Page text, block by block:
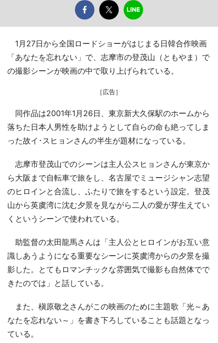
1月27日から全国ロードショーがはじまる日韓合作映画
「あなたを忘れない」で、志摩市の登茂山（ともやま）で
の撮影シーンが映画の中で取り上げられている。
［広告］
同作品は2001年1月26日、東京新大久保駅のホームから
落ちた日本人男性を助けようとして自らの命も絶ってしま
った故イ･スヒョンさんの半生が題材になっている。
志摩市登茂山でのシーンは主人公スヒョンさんが東京か
ら大阪まで自転車で旅をし、名古屋でミュージシャン志望
のヒロインと合流し、ふたりで旅をするという設定。登茂
山から英虞湾に沈む夕景を見ながら二人の愛が芽生えてい
くというシーンで使われている。
助監督の太田龍馬さんは「主人公とヒロインがお互い意
識しあうようになる重要なシーンに英虞湾からの夕景を撮
影した。とてもロマンチックな雰囲気で撮影も自然体でで
きたのでは」と話している。
また、槇原敬之さんがこの映画のために主題歌「光～あ
なたを忘れない～」を書き下ろしていることも話題となっ
ている。